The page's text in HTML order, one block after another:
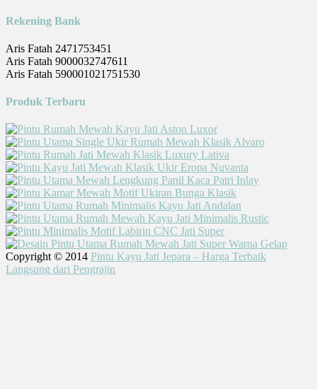
Rekening Bank
Aris Fatah 2471753451
Aris Fatah 9000032747611
Aris Fatah 590001021751530
Produk Terbaru
Copyright © 2014 Pintu Kayu Jati Jepara – Harga Terbaik
Langsung dari Pengrajin